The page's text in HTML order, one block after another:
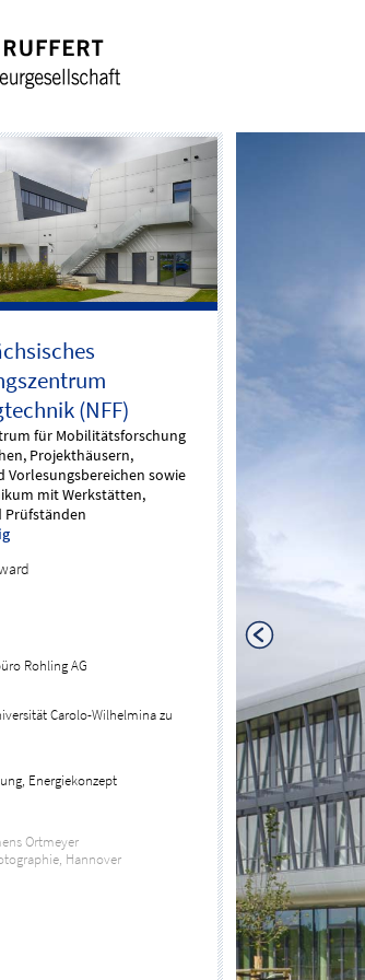
(NFF)
für Mobilitätsforschung
Projekthäusern,
Vorlesungsbereichen sowie
mit Werkstätten,
Prüfständen
Rohling AG
Carolo-Wilhelmina zu
Energiekonzept
Ortmeyer
Hannover